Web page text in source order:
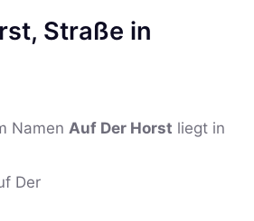
Straße in
Namen Auf Der Horst liegt in